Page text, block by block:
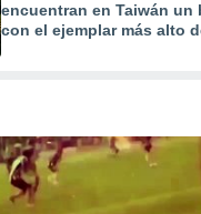
encuentran en Taiwán un
con el ejemplar más alto